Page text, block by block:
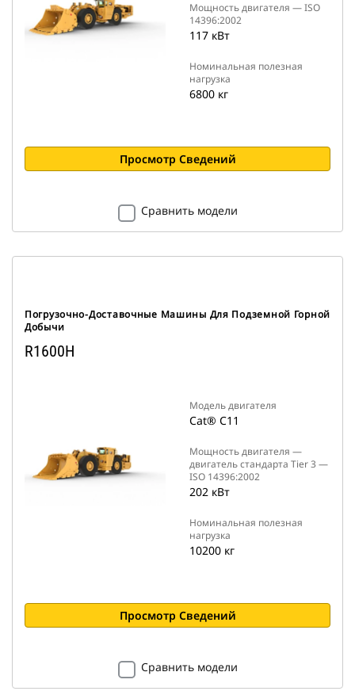
Мощность двигателя ― ISO
14396:2002
117 кВт
Номинальная полезная
нагрузка
6800 кг
Просмотр Сведений
Сравнить модели
Погрузочно-Доставочные Машины Для Подземной Горной
Добычи
R1600H
Модель двигателя
Cat® C11
Мощность двигателя —
двигатель стандарта Tier 3 —
ISO 14396:2002
202 кВт
Номинальная полезная
нагрузка
10200 кг
Просмотр Сведений
Сравнить модели